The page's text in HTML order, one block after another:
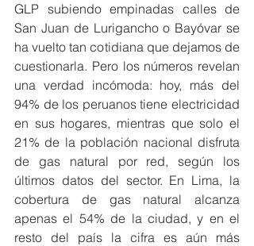
GLP subiendo empinadas calles de
San Juan de Lurigancho o Bayóvar se
ha vuelto tan cotidiana que dejamos de
cuestionarla. Pero los números revelan
una verdad incómoda: hoy, más del
94% de los peruanos tiene electricidad
en sus hogares, mientras que solo el
21% de la población nacional disfruta
de gas natural por red, según los
últimos datos del sector. En Lima, la
cobertura de gas natural alcanza
apenas el 54% de la ciudad, y en el
resto del país la cifra es aún más